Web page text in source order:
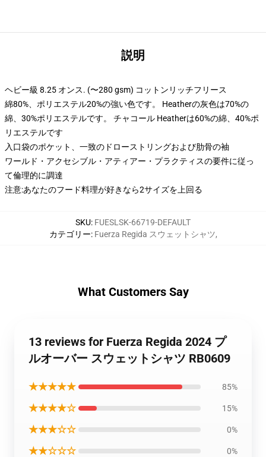
説明
ヘビー級 8.25 オンス. (〜280 gsm) コットンリッチフリース
綿80%、ポリエステル20%の強い色です。 Heatherの灰色は70%の
綿、30%ポリエステルです。 チャコール Heatherは60%の綿、40%ポ
リエステルです
入口袋のポケット、一致のドローストリングおよび肋骨の袖
ワールド・アクセシブル・アティアー・プラクティスの要件に従っ
て倫理的に調達
注意:あなたのフード料理が好きなら2サイズを上回る
SKU: FUESLSK-66719-DEFAULT
カテゴリー: Fuerza Regida スウェットシャツ,
What Customers Say
13 reviews for Fuerza Regida 2024 プ
ルオーバー スウェットシャツ RB0609
★★★★★ 85%
★★★★☆ 15%
★★★☆☆ 0%
★★☆☆☆ 0%